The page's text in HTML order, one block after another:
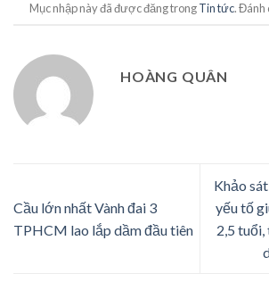
Mục nhập này đã được đăng trongTin tức. Đánh
HOÀNG QUÂN
Cầu lớn nhất Vành đai 3
TPHCM lao lắp dầm đầu tiên
Khảo
yếu tố
2,5 tuổi,